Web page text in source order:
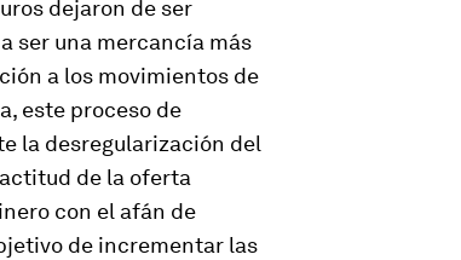
dejaron de ser
ser una mercancía más
a los movimientos de
este proceso de
la desregularización del
de la oferta
con el afán de
de incrementar las